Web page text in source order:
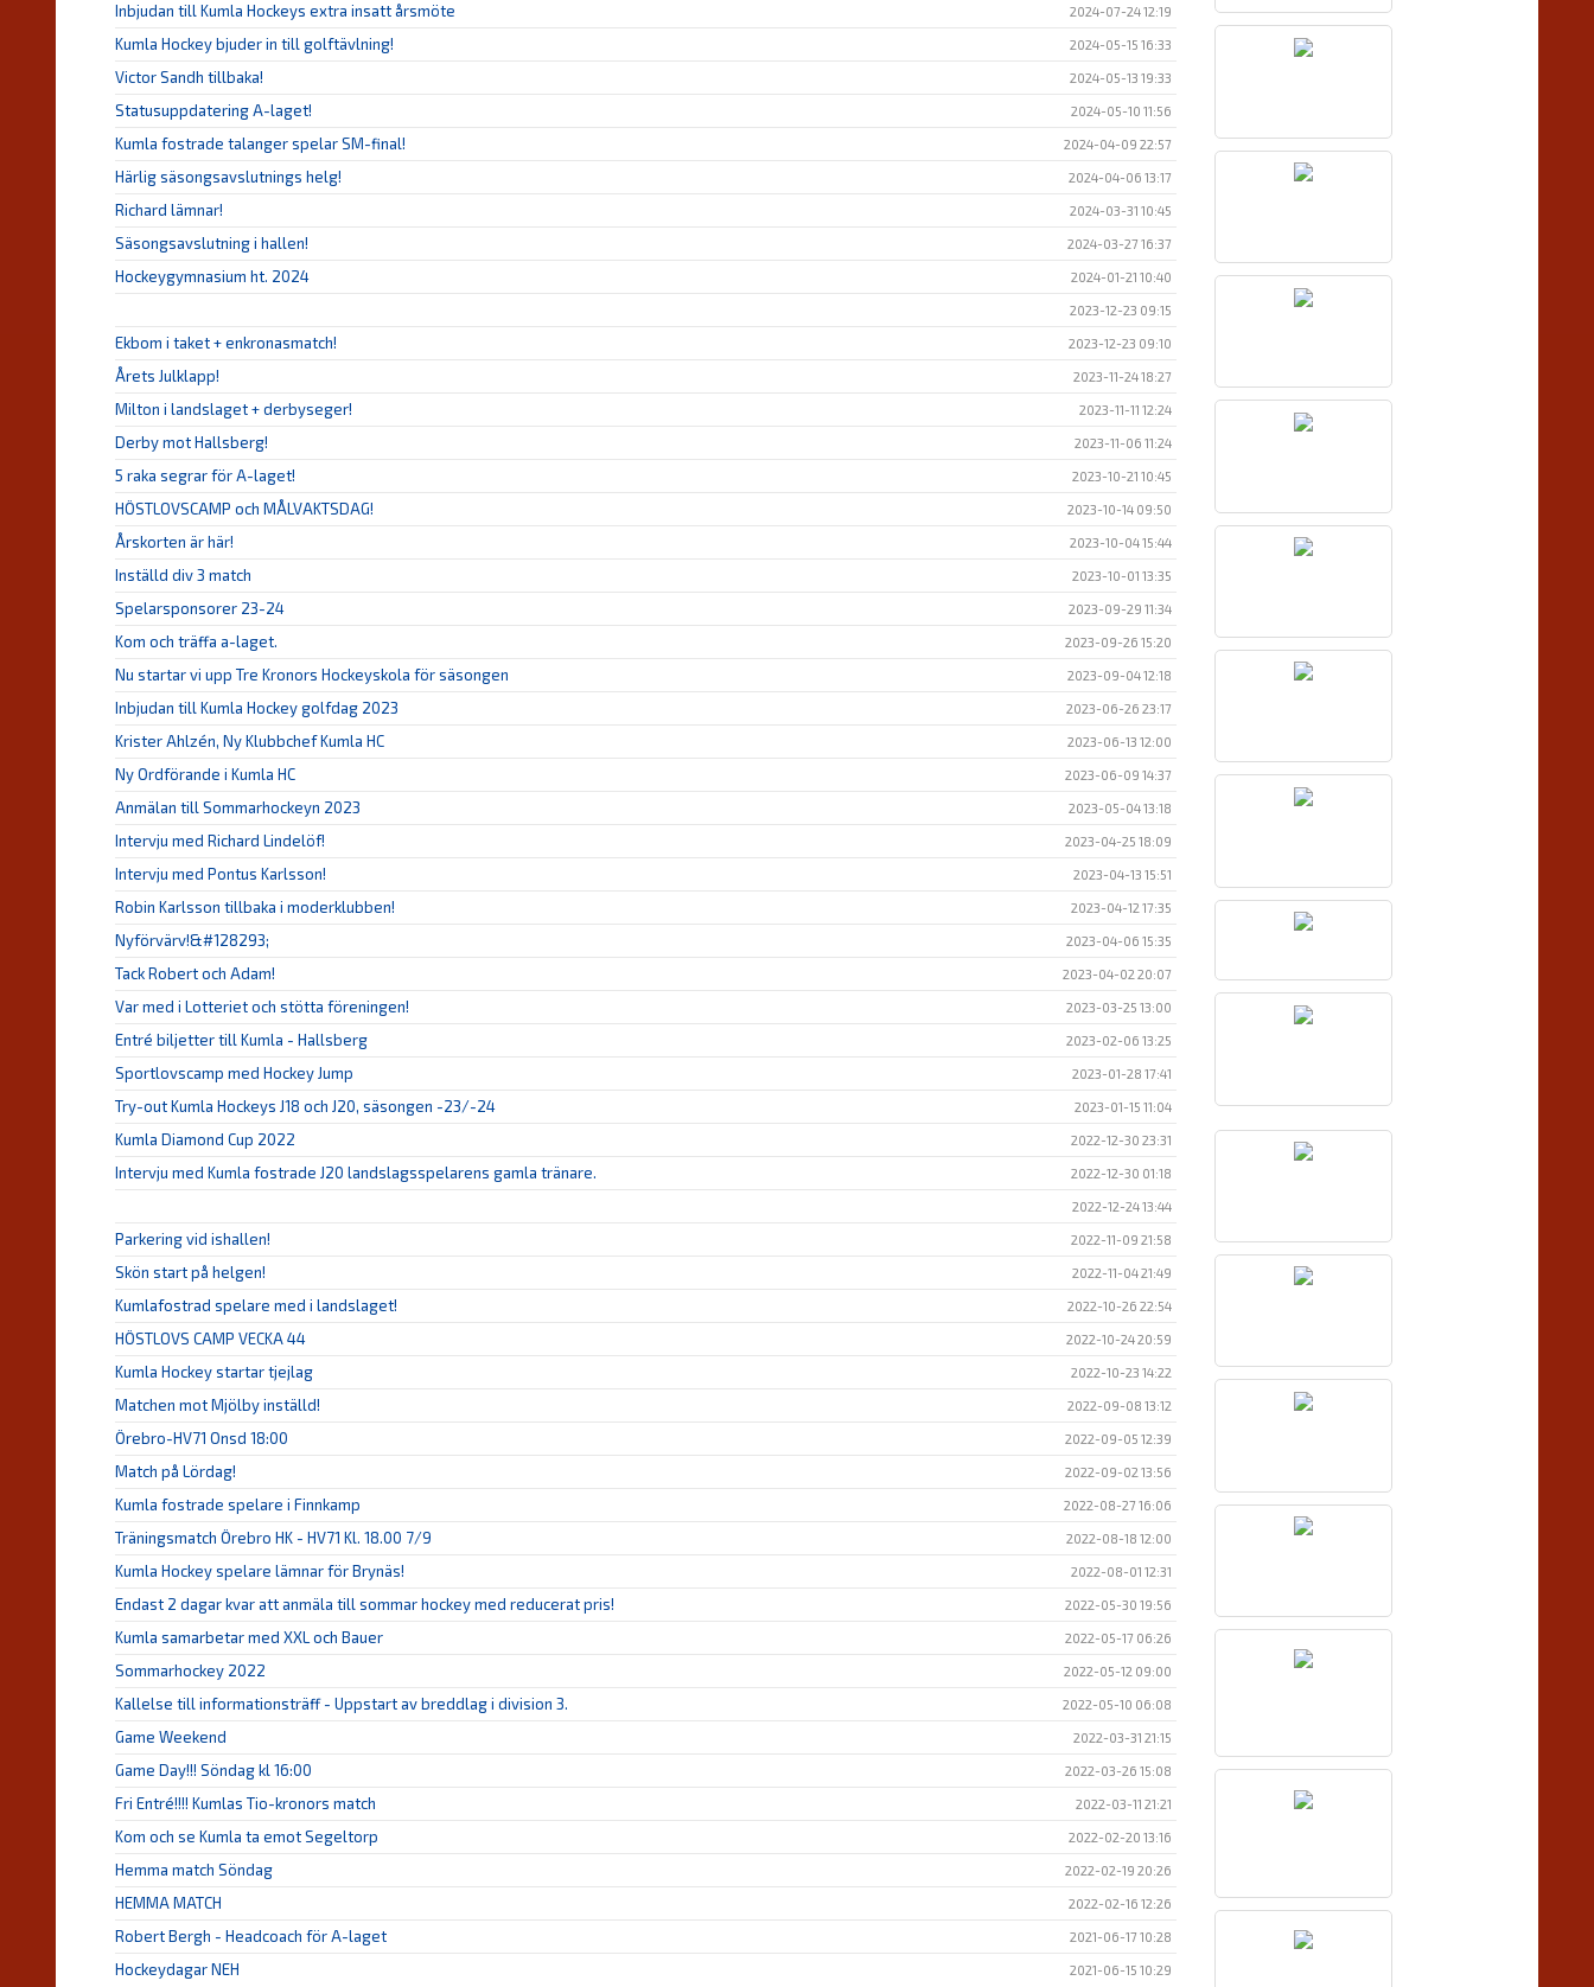
Inbjudan till Kumla Hockeys extra insatt årsmöte 2024-07-24 12:19
Kumla Hockey bjuder in till golftävlning! 2024-05-15 16:33
Victor Sandh tillbaka! 2024-05-13 19:33
Statusuppdatering A-laget! 2024-05-10 11:56
Kumla fostrade talanger spelar SM-final! 2024-04-09 22:57
Härlig säsongsavslutnings helg! 2024-04-06 13:17
Richard lämnar! 2024-03-31 10:45
Säsongsavslutning i hallen! 2024-03-27 16:37
Hockeygymnasium ht. 2024 2024-01-21 10:40
2023-12-23 09:15
Ekbom i taket + enkronasmatch! 2023-12-23 09:10
Årets Julklapp! 2023-11-24 18:27
Milton i landslaget + derbyseger! 2023-11-11 12:24
Derby mot Hallsberg! 2023-11-06 11:24
5 raka segrar för A-laget! 2023-10-21 10:45
HÖSTLOVSCAMP och MÅLVAKTSDAG! 2023-10-14 09:50
Årskorten är här! 2023-10-04 15:44
Inställd div 3 match 2023-10-01 13:35
Spelarsponsorer 23-24 2023-09-29 11:34
Kom och träffa a-laget. 2023-09-26 15:20
Nu startar vi upp Tre Kronors Hockeyskola för säsongen 2023-09-04 12:18
Inbjudan till Kumla Hockey golfdag 2023 2023-06-26 23:17
Krister Ahlzén, Ny Klubbchef Kumla HC 2023-06-13 12:00
Ny Ordförande i Kumla HC 2023-06-09 14:37
Anmälan till Sommarhockeyn 2023 2023-05-04 13:18
Intervju med Richard Lindelöf! 2023-04-25 18:09
Intervju med Pontus Karlsson! 2023-04-13 15:51
Robin Karlsson tillbaka i moderklubben! 2023-04-12 17:35
Nyförvärv!&#128293; 2023-04-06 15:35
Tack Robert och Adam! 2023-04-02 20:07
Var med i Lotteriet och stötta föreningen! 2023-03-25 13:00
Entré biljetter till Kumla - Hallsberg 2023-02-06 13:25
Sportlovscamp med Hockey Jump 2023-01-28 17:41
Try-out Kumla Hockeys J18 och J20, säsongen -23/-24 2023-01-15 11:04
Kumla Diamond Cup 2022 2022-12-30 23:31
Intervju med Kumla fostrade J20 landslagsspelarens gamla tränare. 2022-12-30 01:18
2022-12-24 13:44
Parkering vid ishallen! 2022-11-09 21:58
Skön start på helgen! 2022-11-04 21:49
Kumlafostrad spelare med i landslaget! 2022-10-26 22:54
HÖSTLOVS CAMP VECKA 44 2022-10-24 20:59
Kumla Hockey startar tjejlag 2022-10-23 14:22
Matchen mot Mjölby inställd! 2022-09-08 13:12
Örebro-HV71 Onsd 18:00 2022-09-05 12:39
Match på Lördag! 2022-09-02 13:56
Kumla fostrade spelare i Finnkamp 2022-08-27 16:06
Träningsmatch Örebro HK - HV71 Kl. 18.00 7/9 2022-08-18 12:00
Kumla Hockey spelare lämnar för Brynäs! 2022-08-01 12:31
Endast 2 dagar kvar att anmäla till sommar hockey med reducerat pris! 2022-05-30 19:56
Kumla samarbetar med XXL och Bauer 2022-05-17 06:26
Sommarhockey 2022 2022-05-12 09:00
Kallelse till informationsträff - Uppstart av breddlag i division 3. 2022-05-10 06:08
Game Weekend 2022-03-31 21:15
Game Day!!! Söndag kl 16:00 2022-03-26 15:08
Fri Entré!!!! Kumlas Tio-kronors match 2022-03-11 21:21
Kom och se Kumla ta emot Segeltorp 2022-02-20 13:16
Hemma match Söndag 2022-02-19 20:26
HEMMA MATCH 2022-02-16 12:26
Robert Bergh - Headcoach för A-laget 2021-06-17 10:28
Hockeydagar NEH 2021-06-15 10:29